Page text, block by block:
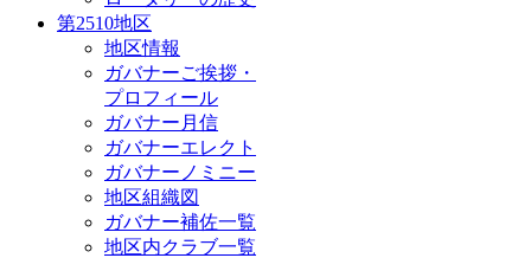
第2510地区
地区情報
ガバナーご挨拶・
プロフィール
ガバナー月信
ガバナーエレクト
ガバナーノミニー
地区組織図
ガバナー補佐一覧
地区内クラブ一覧